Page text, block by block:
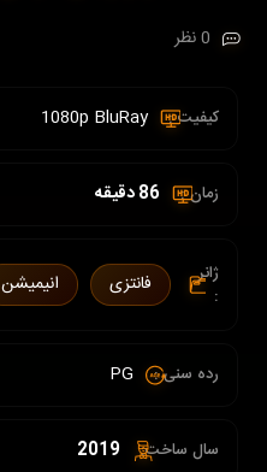
0 نظر
کیفیت : 1080p BluRay
زمان : 86 دقیقه
ژانر
:
فانتزی انیمیشن
رده سنی : PG
سال ساخت: 2019